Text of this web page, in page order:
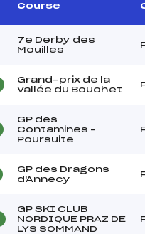
Course
7e Derby des
Mouilles
Grand-prix de la
Vallée du Bouchet
GP des
Contamines –
Poursuite
GP des Dragons
d'Annecy
GP SKI CLUB
NORDIQUE PRAZ DE
LYS SOMMAND